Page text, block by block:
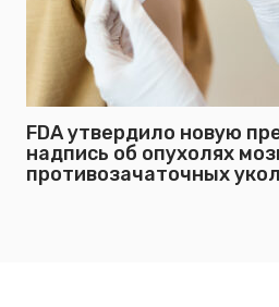
FDA утвердило новую
надпись об опухолях
противозачаточных